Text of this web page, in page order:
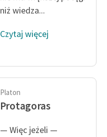
niż wiedza...
Czytaj więcej
Platon
Protagoras
— Więc jeżeli —